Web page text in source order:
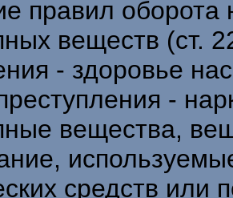
правил оборота
веществ (ст.
- здоровье
-
вещества,
средств или